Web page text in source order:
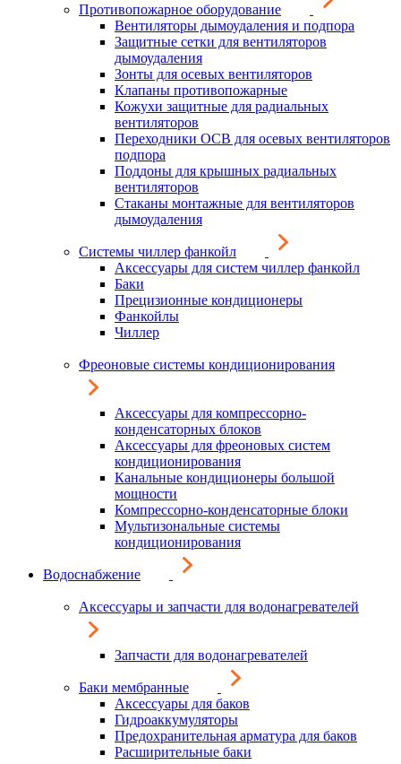
Противопожарное оборудование
Вентиляторы дымоудаления и подпора
Защитные сетки для вентиляторов
дымоудаления
Зонты для осевых вентиляторов
Клапаны противопожарные
Кожухи защитные для радиальных
вентиляторов
Переходники ОСВ для осевых вентиляторов
подпора
Поддоны для крышных радиальных
вентиляторов
Стаканы монтажные для вентиляторов
дымоудаления
Системы чиллер фанкойл
Аксессуары для систем чиллер фанкойл
Баки
Прецизионные кондиционеры
Фанкойлы
Чиллер
Фреоновые системы кондиционирования
Аксессуары для компрессорно-
конденсаторных блоков
Аксессуары для фреоновых систем
кондиционирования
Канальные кондиционеры большой
мощности
Компрессорно-конденсаторные блоки
Мультизональные системы
кондиционирования
Водоснабжение
Аксессуары и запчасти для водонагревателей
Запчасти для водонагревателей
Баки мембранные
Аксессуары для баков
Гидроаккумуляторы
Предохранительная арматура для баков
Расширительные баки